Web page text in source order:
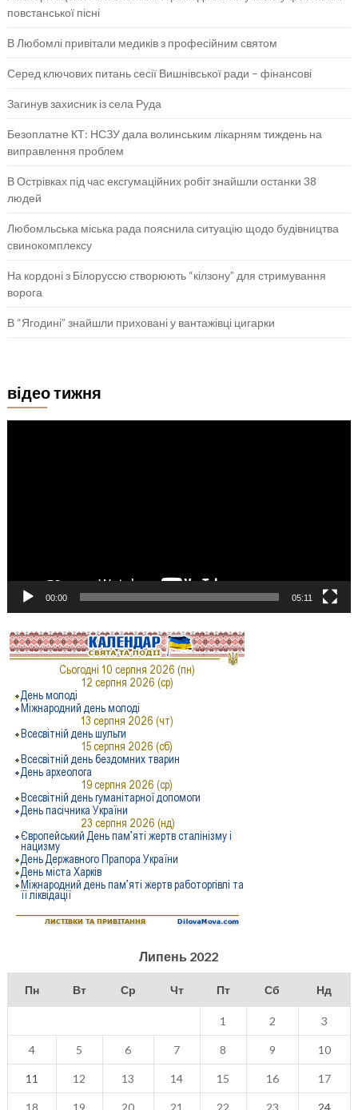
повстанської пісні
В Любомлі привітали медиків з професійним святом
Серед ключових питань сесії Вишнівської ради – фінансові
Загинув захисник із села Руда
Безоплатне КТ: НСЗУ дала волинським лікарням тиждень на
виправлення проблем
В Острівках під час ексгумаційних робіт знайшли останки 38
людей
Любомльська міська рада пояснила ситуацію щодо будівництва
свинокомплексу
На кордоні з Білоруссю створюють “кілзону” для стримування
ворога
В “Ягодині” знайшли приховані у вантажівці цигарки
відео тижня
00:00 05:11
Липень 2022
Пн Вт Ср Чт Пт Сб Нд
1 2 3
4 5 6 7 8 9 10
11 12 13 14 15 16 17